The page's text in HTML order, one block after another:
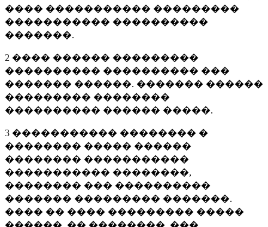
���� ����������� ���������
����������� ����������
�������.
2 ���� ������ ���������
���������� ���������� ���
������� ������. ������� ������
��������� ��������
���������� ������ �����.
3 ����������� �������� �
�������� ����� ������
�������� �����������
����������� ��������,
�������� ��� ����������
������� ��������� �������.
���� �� ���� ��������� �����
������, �� ��������, ���